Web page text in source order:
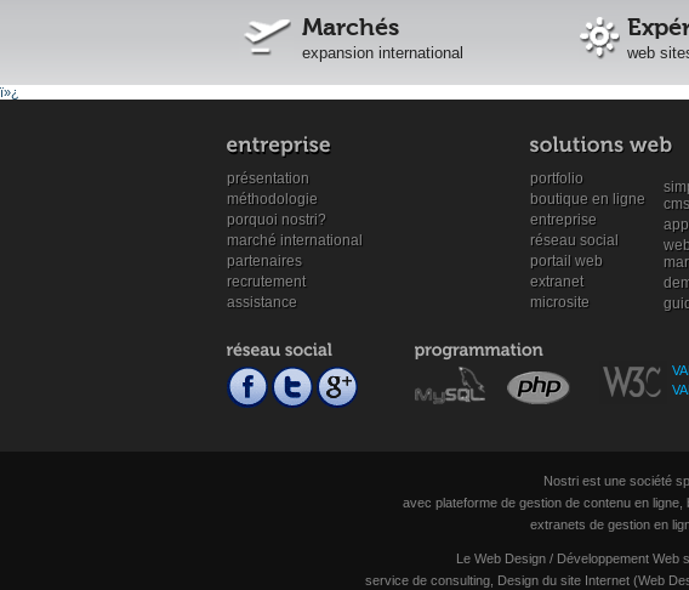
Marchés
expansion international web
ï»¿
présentation
méthodologie
porquoi nostri?
marché international
partenaires
recrutement
assistance
portfolio
boutique en ligne
entreprise
réseau social
portail web
extranet
microsite
Nostri est une société
avec plateforme de gestion de contenu en
extranets de gestion en
Le Web Design / Développement Web
service de consulting, Design du site Internet (Web